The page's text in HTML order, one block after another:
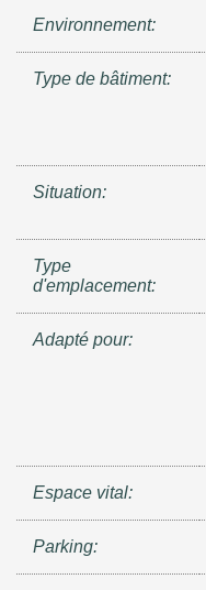
Environnement:
Type de bâtiment:
Situation:
Type
d'emplacement:
Adapté pour:
Espace vital:
Parking: